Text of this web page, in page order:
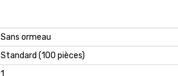
‎Sans ormeau
‎Standard (100 pièces)
‎1